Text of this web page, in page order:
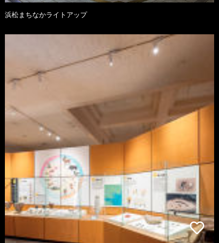
浜松まちなかライトアップ